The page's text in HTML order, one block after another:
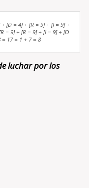
[D = 4] + [R = 9] + [I = 9] +
= 9] + [R = 9] + [I = 9] + [O
= 17 = 1 + 7 = 8
luchar por los